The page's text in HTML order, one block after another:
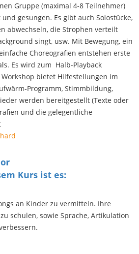
Gruppe (maximal 4-8 Teilnehmer)
gesungen. Es gibt auch Solostücke,
abwechseln, die Strophen verteilt
singt, usw. Mit Bewegung, ein
Choreografien entstehen erste
Es wird zum Halb-Playback
bietet Hilfestellungen im
Programm, Stimmbildung,
werden bereitgestellt (Texte oder
und die gelegentliche
Kurs ist es:
an Kinder zu vermitteln. Ihre
schulen, sowie Sprache, Artikulation